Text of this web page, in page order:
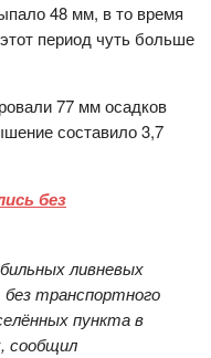
48 мм, в то время
период чуть больше
77 мм осадков
составило 3,7
без
ливневых
транспортного
пункта в
сообщил